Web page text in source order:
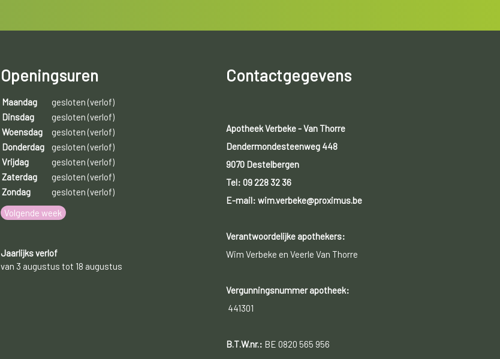
Openingsuren
Maandag
gesloten (verlof)
Dinsdag
gesloten (verlof)
Woensdag
gesloten (verlof)
Donderdag
gesloten (verlof)
Vrijdag
gesloten (verlof)
Zaterdag
gesloten (verlof)
Zondag
gesloten (verlof)
Volgende week
Jaarlijks verlof
van 3 augustus tot 18 augustus
Contactgegevens
Apotheek Verbeke - Van Thorre
Dendermondesteenweg 448
9070 Destelbergen
Tel: 09 228 32 36
E-mail: wim.verbeke@proximus.be
Verantwoordelijke apothekers:
Wim Verbeke en Veerle Van Thorre
Vergunningsnummer apotheek:
441301
B.T.W.nr.: BE 0820 565 956